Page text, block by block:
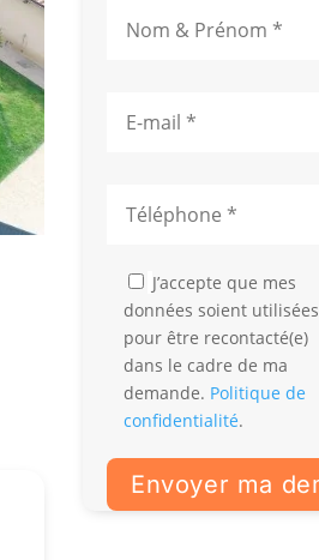
J’accepte que mes
données soient utilisées
pour être recontacté(e)
dans le cadre de ma
demande. Politique de
confidentialité.